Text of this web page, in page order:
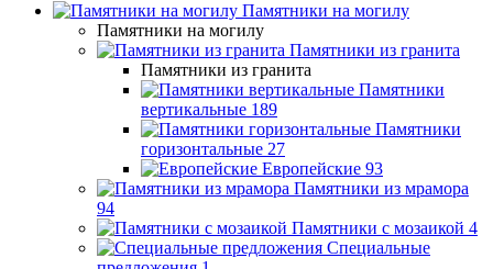
Памятники на могилу
Памятники на могилу
Памятники из гранита
Памятники из гранита
Памятники
вертикальные 189
Памятники
горизонтальные 27
Европейские 93
Памятники из мрамора
94
Памятники с мозаикой 4
Специальные